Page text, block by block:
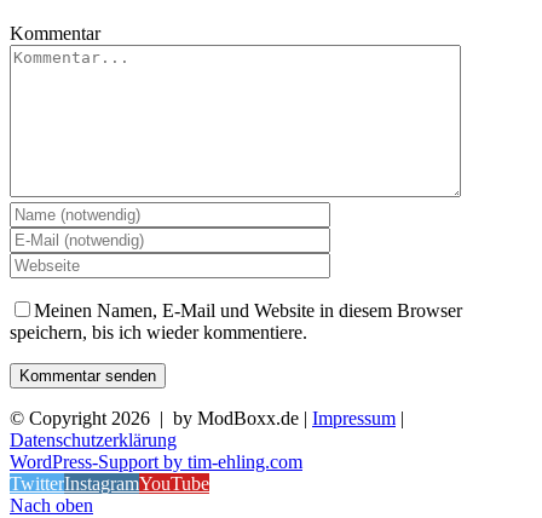
Kommentar
Meinen Namen, E-Mail und Website in diesem Browser
speichern, bis ich wieder kommentiere.
© Copyright 2026 | by ModBoxx.de | Impressum |
Datenschutzerklärung
WordPress-Support by tim-ehling.com
TwitterInstagramYouTube
Nach oben